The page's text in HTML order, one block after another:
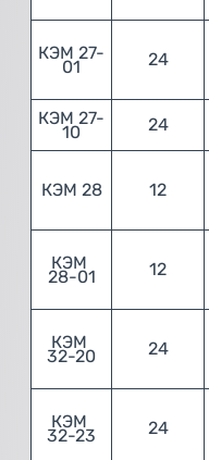
КЭМ 27-
01 24
КЭМ 27-
10 24
КЭМ 28 12
КЭМ
28-01 12
КЭМ
32-20 24
КЭМ
32-23 24